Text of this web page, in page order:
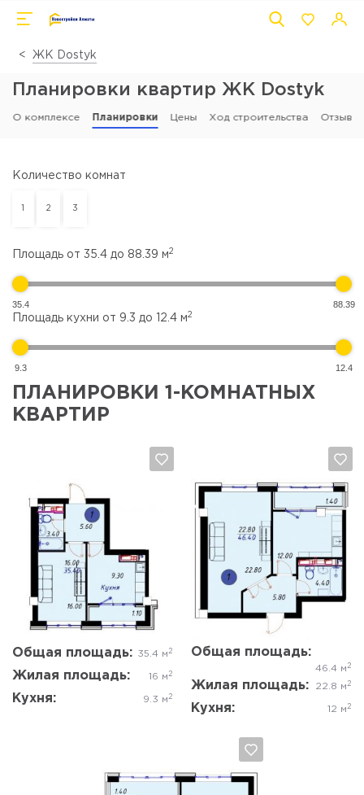
ЖК Dostyk
Планировки квартир ЖК Dostyk
О комплексе Планировки Цены Ход строительства Отзывы
Количество комнат
1 2 3
Площадь от 35.4 до 88.39 м2
35.4
88.39
Площадь кухни от 9.3 до 12.4 м 2
9.3 12.4
ПЛАНИРОВКИ 1-КОМНАТНЫХ
КВАРТИР
Общая площадь: 35.4 м 2
Жилая площадь: 16 м 2
Кухня: 9.3 м 2
Да, удалить Отмена
Общая площадь:
46.4 м 2
Жилая площадь: 22.8 м 2
Кухня: 12 м 2
Да, удалить